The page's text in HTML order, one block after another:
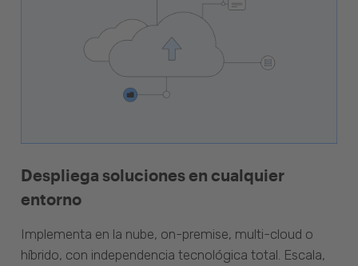
Despliega soluciones en cualquier
entorno
Implementa en la nube, on-premise, multi-cloud o
híbrido, con independencia tecnológica total. Escala,